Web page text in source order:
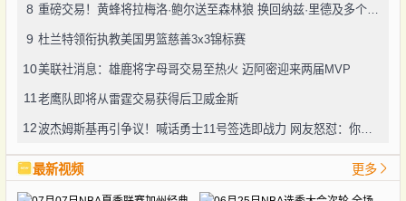
8 重磅交易！黄蜂将拉梅洛·鲍尔送至森林狼 换回纳兹·里德及多个选秀权
9 杜兰特领衔执教美国男篮慈善3x3锦标赛
10美联社消息：雄鹿将字母哥交易至热火 迈阿密迎来两届MVP
11老鹰队即将从雷霆交易获得后卫威金斯
12 波杰姆斯基再引争议！喊话勇士11号签选即战力 网友怒怼：你算老几
最新视频 更多